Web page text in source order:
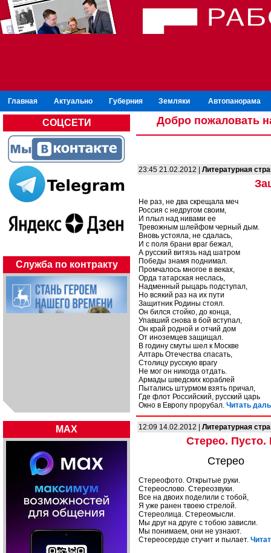
Главная Актуально Губерния Земляки Автопанорама
СОЦСЕТИ
Служба по контракту
MAX
Добро пожаловать
23:45 21.02.2012 | Литературная
Не раз, не два скрещала меч
Россия с недругом своим,
И плыл над нивами ее
Тревожным шлейфом черный дым.
Вновь устояла, не сдалась,
И с поля брани враг бежал,
А русский витязь над шатром
Победы знамя поднимал.
Промчалось многое в веках,
Орда татарская неслась,
Надменный рыцарь подступал,
Но всякий раз на их пути
Защитник Родины стоял.
Он бился стойко, до конца,
Упавший снова в бой вступал,
Он край родной и отчий дом
От иноземцев защищал.
В годину смуты шел к Москве
Алтарь Отечества спасать,
Столицу русскую врагу
Не мог он никогда отдать.
Армады шведских кораблей
Пытались штурмом взять причал,
Где флот Российский, русский царь
Окно в Европу прорубал. Читать
12:09 14.02.2012 | Литературная
Стерео.
Стерео
Стереофото. Открытые руки.
Стереослово. Стереозвуки.
Все на двоих поделили с тобой,
Я уже ранен твоею стрелой.
Стереолица. Стереомысли.
Мы друг на друге с тобою зависли.
Мы понимаем, они не узнают.
Стереосердце стучит и пылает.